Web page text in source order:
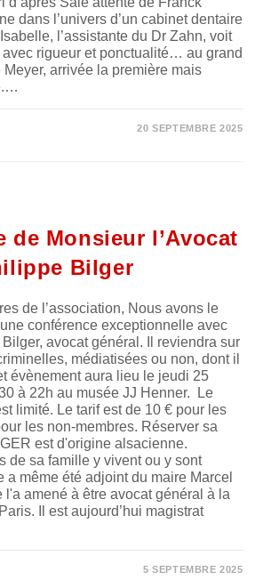
dans l’univers d’un cabinet dentaire
l’assistante du Dr Zahn, voit
rigueur et ponctualité… au grand
arrivée la première mais
2025
20 SEPTEMBRE 2025
de Monsieur l’Avocat
Bilger
de l’association, Nous avons le
conférence exceptionnelle avec
avocat général. Il reviendra sur
médiatisées ou non, dont il
évènement aura lieu le jeudi 25
à 22h au musée JJ Henner. Le
limité. Le tarif est de 10 € pour les
les non-membres. Réserver sa
est d'origine alsacienne.
de sa famille y vivent ou y sont
a même été adjoint du maire Marcel
l'a amené à être avocat général à la
Il est aujourd’hui magistrat
5 SEPTEMBRE 2025